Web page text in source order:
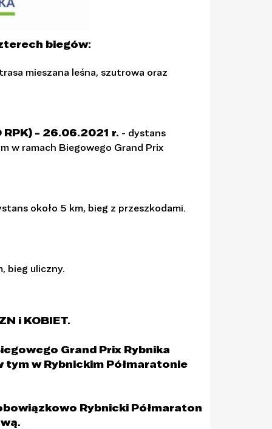
biegów:
mieszana leśna, szutrowa oraz
RPK) - 26.06.2021 r. - dystans
w ramach Biegowego Grand Prix
około 5 km, bieg z przeszkodami.
bieg uliczny.
i KOBIET.
Grand Prix Rybnika
w Rybnickim Półmaratonie
Rybnicki Półmaraton